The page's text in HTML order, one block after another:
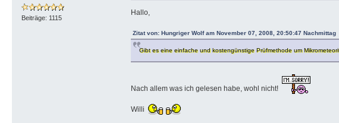
Beiträge: 1115
Hallo,
Zitat von: Hungriger Wolf am November 07, 2008, 20:50:47 Nachmittag
Gibt es eine einfache und kostengünstige Prüfmethode um
Nach allem was ich gelesen habe, wohl nicht!
Willi